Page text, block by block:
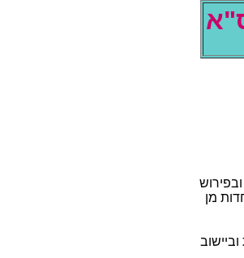
ןחבמ
.י"שר
ןייע